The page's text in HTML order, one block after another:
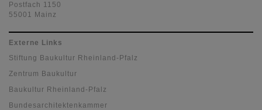
Postfach 1150
55001 Mainz
Externe Links
Stiftung Baukultur Rheinland-Pfalz
Zentrum Baukultur
Baukultur Rheinland-Pfalz
Bundesarchitektenkammer